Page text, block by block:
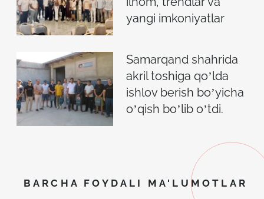
yangi imkoniyatlar
Samarqand shahrida
akril toshiga qoʼlda
ishlov berish boʼyicha
oʼqish boʼlib oʼtdi.
BARCHA FOYDALI MA'LUMOTLAR